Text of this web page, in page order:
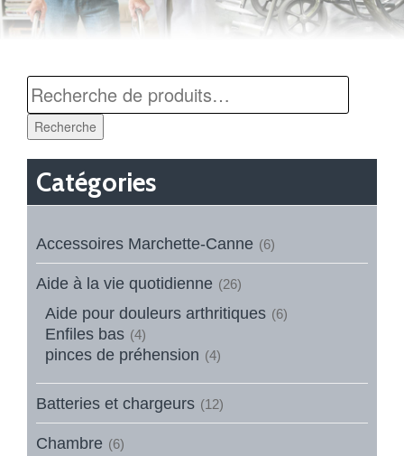
Recherche
Catégories
Accessoires Marchette-Canne (6)
Aide à la vie quotidienne (26)
Aide pour douleurs arthritiques (6)
Enfiles bas (4)
pinces de préhension (4)
Batteries et chargeurs (12)
Chambre (6)